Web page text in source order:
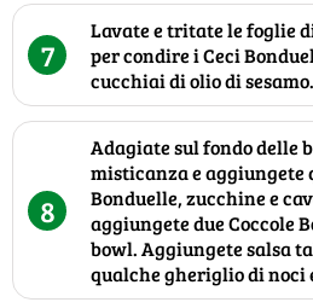
7
Lavate e tritate le foglie
per condire i Ceci
cucchiai di olio di sesamo.
8
Adagiate sul fondo delle
misticanza e aggiungete
Bonduelle, zucchine e
aggiungete due Coccole
bowl. Aggiungete salsa
qualche gheriglio di noci